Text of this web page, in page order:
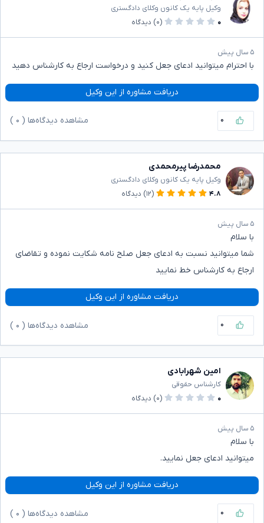
وکیل پایه یک کانون وکلای دادگستری
۰
(۰) دیدگاه
۵ سال پیش
با احترام میتوانید ادعای جعل کنید و درخواست ارجاع به کارشناس دهید
دریافت مشاوره از این وکیل
۰ مشاهده دیدگاه‌ها ( ۰
محمدرضا پیرمحمدی
وکیل پایه یک کانون وکلای دادگستری
۴.۸
(۱۲) دیدگاه
۵ سال پیش
با سلام
شما میتوانید نسبت به ادعای جعل صلح نامه شکایت نموده و تقاضای
ارجاع به کارشناس خط نمایید
دریافت مشاوره از این وکیل
۰ مشاهده دیدگاه‌ها ( ۰
امین شهرابادی
کارشناس حقوقی
۰
(۰) دیدگاه
۵ سال پیش
با سلام
میتوانید ادعای جعل نمایید.
دریافت مشاوره از این وکیل
۰ مشاهده دیدگاه‌ها ( ۰